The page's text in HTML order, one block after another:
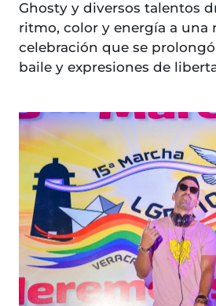
Ghosty y diversos talentos
ritmo, color y energía a una
celebración que se
baile y expresiones de